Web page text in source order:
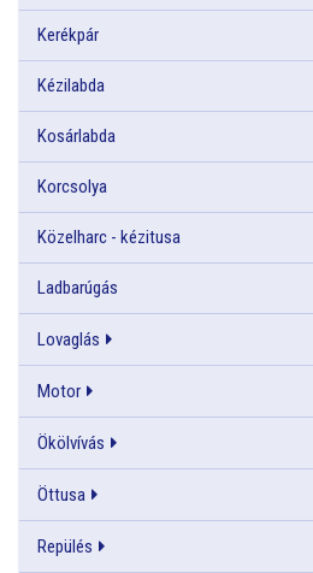
Kerékpár
Kézilabda
Kosárlabda
Korcsolya
Közelharc - kézitusa
Ladbarúgás
Lovaglás
Motor
Ökölvívás
Öttusa
Repülés